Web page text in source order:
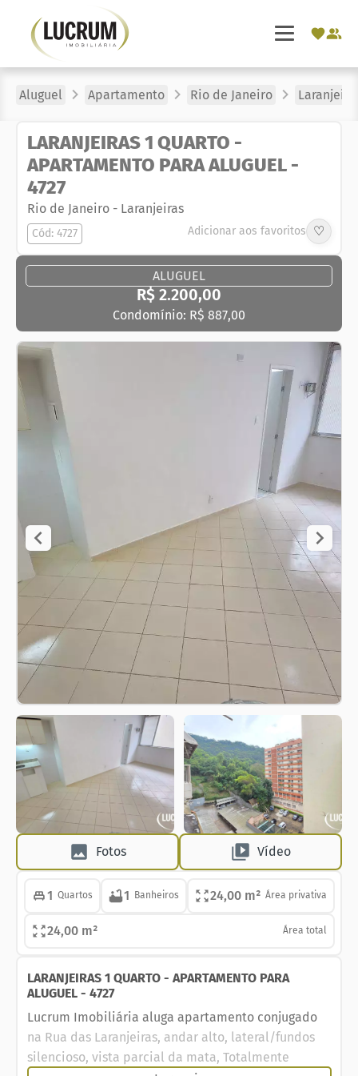
Aluguel Apartamento Rio de Janeiro
LARANJEIRAS 1 QUARTO -
APARTAMENTO PARA ALUGUEL -
4727
Rio de Janeiro- Laranjeiras
Adicionar aos favoritos ♡
Cód: 4727
ALUGUEL
R$ 2.200,00
Condomínio: R$ 887,00
Fotos Vídeo
1 Quartos 1 Banheiros 24,00 m² Área privativa
24,00 m² Área total
LARANJEIRAS 1 QUARTO - APARTAMENTO PARA
ALUGUEL - 4727
Lucrum Imobiliária aluga apartamento conjugado
na Rua das Laranjeiras, andar alto, lateral/fundos
silencioso, vista parcial da mata, Totalmente